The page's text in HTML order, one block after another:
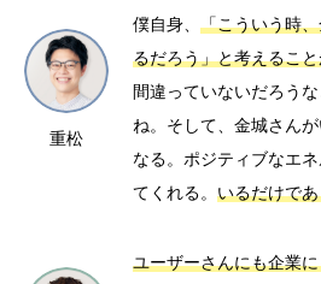
重松
僕自身、 「こういう時
るだろう」と考えるこ
間違っていないだろう
ね。そして、金城さん
なる。ポジティブなエ
てくれる。 いるだけで
ユーザーさんにも企業